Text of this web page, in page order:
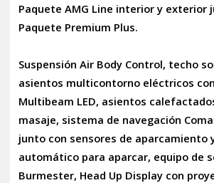
Paquete AMG Line interior y exterior
Paquete Premium Plus.
Suspensión Air Body Control, techo
asientos multicontorno eléctricos
Multibeam LED, asientos
masaje, sistema de navegación
junto con sensores de aparcamiento
automático para aparcar, equipo de
Burmester, Head Up Display con